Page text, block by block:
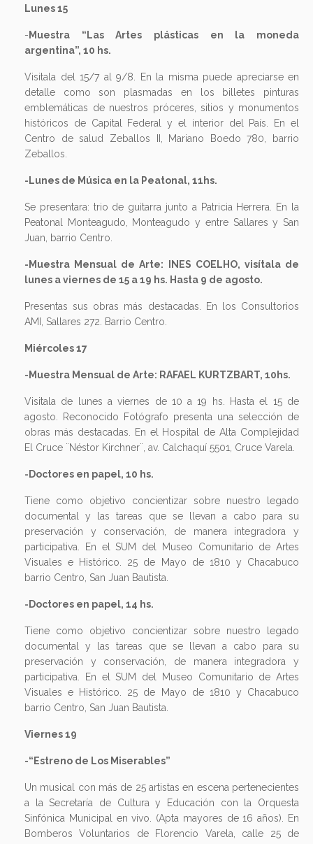
Lunes 15
- Muestra “Las Artes plásticas en la moneda
argentina”, 10 hs.
Visitala del 15/7 al 9/8. En la misma puede apreciarse en
detalle como son plasmadas en los billetes pinturas
emblemáticas de nuestros próceres, sitios y monumentos
históricos de Capital Federal y el interior del País. En el
Centro de salud Zeballos II, Mariano Boedo 780, barrio
Zeballos.
-Lunes de Música en la Peatonal, 11hs.
Se presentara: trio de guitarra junto a Patricia Herrera. En la
Peatonal Monteagudo, Monteagudo y entre Sallares y San
Juan, barrio Centro.
-Muestra Mensual de Arte: INES COELHO, visítala de
lunes a viernes de 15 a 19 hs. Hasta 9 de agosto.
Presentas sus obras más destacadas. En los Consultorios
AMI, Sallares 272. Barrio Centro.
Miércoles 17
-Muestra Mensual de Arte: RAFAEL KURTZBART, 10hs.
Visitala de lunes a viernes de 10 a 19 hs. Hasta el 15 de
agosto. Reconocido Fotógrafo presenta una selección de
obras más destacadas. En el Hospital de Alta Complejidad
El Cruce ¨Néstor Kirchner¨, av. Calchaquí 5501, Cruce Varela.
-Doctores en papel, 10 hs.
Tiene como objetivo concientizar sobre nuestro legado
documental y las tareas que se llevan a cabo para su
preservación y conservación, de manera integradora y
participativa. En el SUM del Museo Comunitario de Artes
Visuales e Histórico. 25 de Mayo de 1810 y Chacabuco
barrio Centro, San Juan Bautista.
-Doctores en papel, 14 hs.
Tiene como objetivo concientizar sobre nuestro legado
documental y las tareas que se llevan a cabo para su
preservación y conservación, de manera integradora y
participativa. En el SUM del Museo Comunitario de Artes
Visuales e Histórico. 25 de Mayo de 1810 y Chacabuco
barrio Centro, San Juan Bautista.
Viernes 19
-“Estreno de Los Miserables”
Un musical con más de 25 artistas en escena pertenecientes
a la Secretaría de Cultura y Educación con la Orquesta
Sinfónica Municipal en vivo. (Apta mayores de 16 años). En
Bomberos Voluntarios de Florencio Varela, calle 25 de